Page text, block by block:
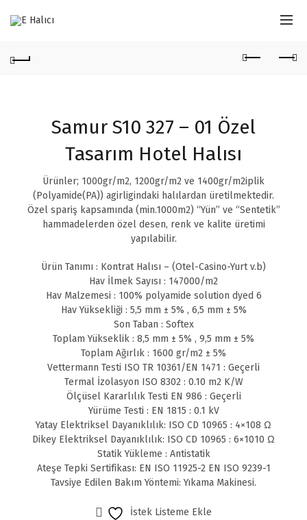
Samur S10 327 – 01 Özel
Tasarım Hotel Halısı
Ürünler; 1000gr/m2, 1200gr/m2 ve 1400gr/m2iplik
(Polyamide(PA)) agirligindaki halılardan üretilmektedir.
Özel spariş kapsamında (min.1000m2) “Yün” ve “Sentetik”
hammadelerden özel desen, renk ve kalite üretimi
yapılabilir.
Ürün Tanımı : Kontrat Halısı – (Otel-Casino-Yurt v.b)
Hav İlmek Sayısı : 147000/m2
Hav Malzemesi : 100% polyamide solution dyed 6
Hav Yüksekliği : 5,5 mm ± 5% , 6,5 mm ± 5%
Son Taban : Softex
Toplam Yükseklik : 8,5 mm ± 5% , 9,5 mm ± 5%
Toplam Ağırlık : 1600 gr/m2 ± 5%
Vettermann Testi ISO TR 10361/EN 1471 : Geçerli
Termal İzolasyon ISO 8302 : 0.10 m2 K/W
Ölçüsel Kararlılık Testi EN 986 : Geçerli
Yürüme Testi : EN 1815 : 0.1 kV
Yatay Elektriksel Dayanıklılık: ISO CD 10965 : 4×108 Ω
Dikey Elektriksel Dayanıklılık: ISO CD 10965 : 6×1010 Ω
Statik Yükleme : Antistatik
Ateşe Tepki Sertifikası: EN ISO 11925-2 EN ISO 9239-1
Tavsiye Edilen Bakım Yöntemi: Yıkama Makinesi.
İstek Listeme Ekle